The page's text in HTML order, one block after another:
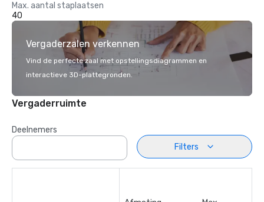
Max. aantal staplaatsen
40
Vergaderzalen verkennen
Vind de perfecte zaal met opstellingsdiagrammen en
interactieve 3D-plattegronden.
Vergaderruimte
Deelnemers
Filters